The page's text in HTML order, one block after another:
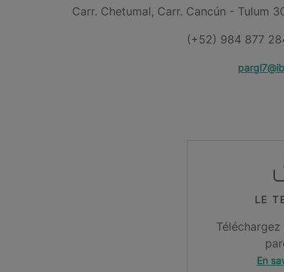
Carr. Chetumal, Carr. Cancún - Tulum
(+52) 984 877
LE
En